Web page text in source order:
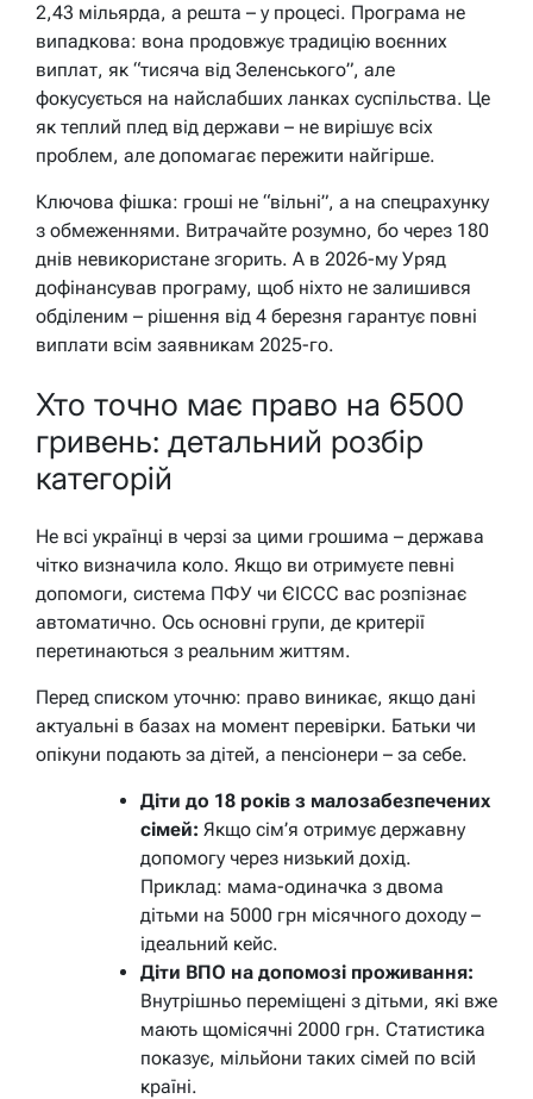
2,43 мільярда, а решта – у процесі. Програма не
випадкова: вона продовжує традицію воєнних
виплат, як “тисяча від Зеленського”, але
фокусується на найслабших ланках суспільства. Це
як теплий плед від держави – не вирішує всіх
проблем, але допомагає пережити найгірше.
Ключова фішка: гроші не “вільні”, а на спецрахунку
з обмеженнями. Витрачайте розумно, бо через 180
днів невикористане згорить. А в 2026-му Уряд
дофінансував програму, щоб ніхто не залишився
обділеним – рішення від 4 березня гарантує повні
виплати всім заявникам 2025-го.
Хто точно має право на 6500
гривень: детальний розбір
категорій
Не всі українці в черзі за цими грошима – держава
чітко визначила коло. Якщо ви отримуєте певні
допомоги, система ПФУ чи ЄІССС вас розпізнає
автоматично. Ось основні групи, де критерії
перетинаються з реальним життям.
Перед списком уточню: право виникає, якщо дані
актуальні в базах на момент перевірки. Батьки чи
опікуни подають за дітей, а пенсіонери – за себе.
Діти до 18 років з малозабезпечених
сімей: Якщо сім’я отримує державну
допомогу через низький дохід.
Приклад: мама-одиначка з двома
дітьми на 5000 грн місячного доходу –
ідеальний кейс.
Діти ВПО на допомозі проживання:
Внутрішньо переміщені з дітьми, які вже
мають щомісячні 2000 грн. Статистика
показує, мільйони таких сімей по всій
країні.